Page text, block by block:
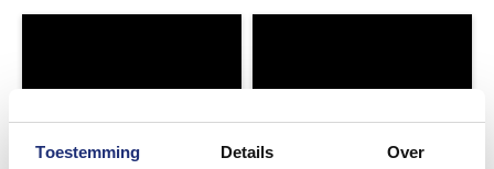
Toestemming Details Over